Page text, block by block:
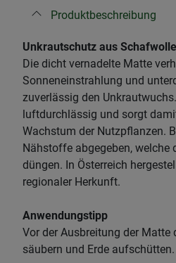
Produktbeschreibung
Unkrautschutz aus
Die dicht vernadelte Matte
Sonneneinstrahlung und
zuverlässig den
luftdurchlässig und sorgt
Wachstum der Nutzpflanzen.
Nähstoffe abgegeben, welche
düngen. In Österreich
regionaler Herkunft.
Anwendungstipp
Vor der Ausbreitung der Matte
säubern und Erde aufschütten.